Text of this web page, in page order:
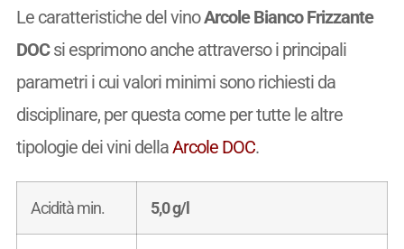
Le caratteristiche del vinoArcole Bianco Frizzante
DOCsi esprimono anche attraverso i principali
parametri i cui valori minimi sono richiesti da
disciplinare, per questa come per tutte le altre
tipologie dei vini dellaArcole DOC.
Acidità min. 5,0 g/l